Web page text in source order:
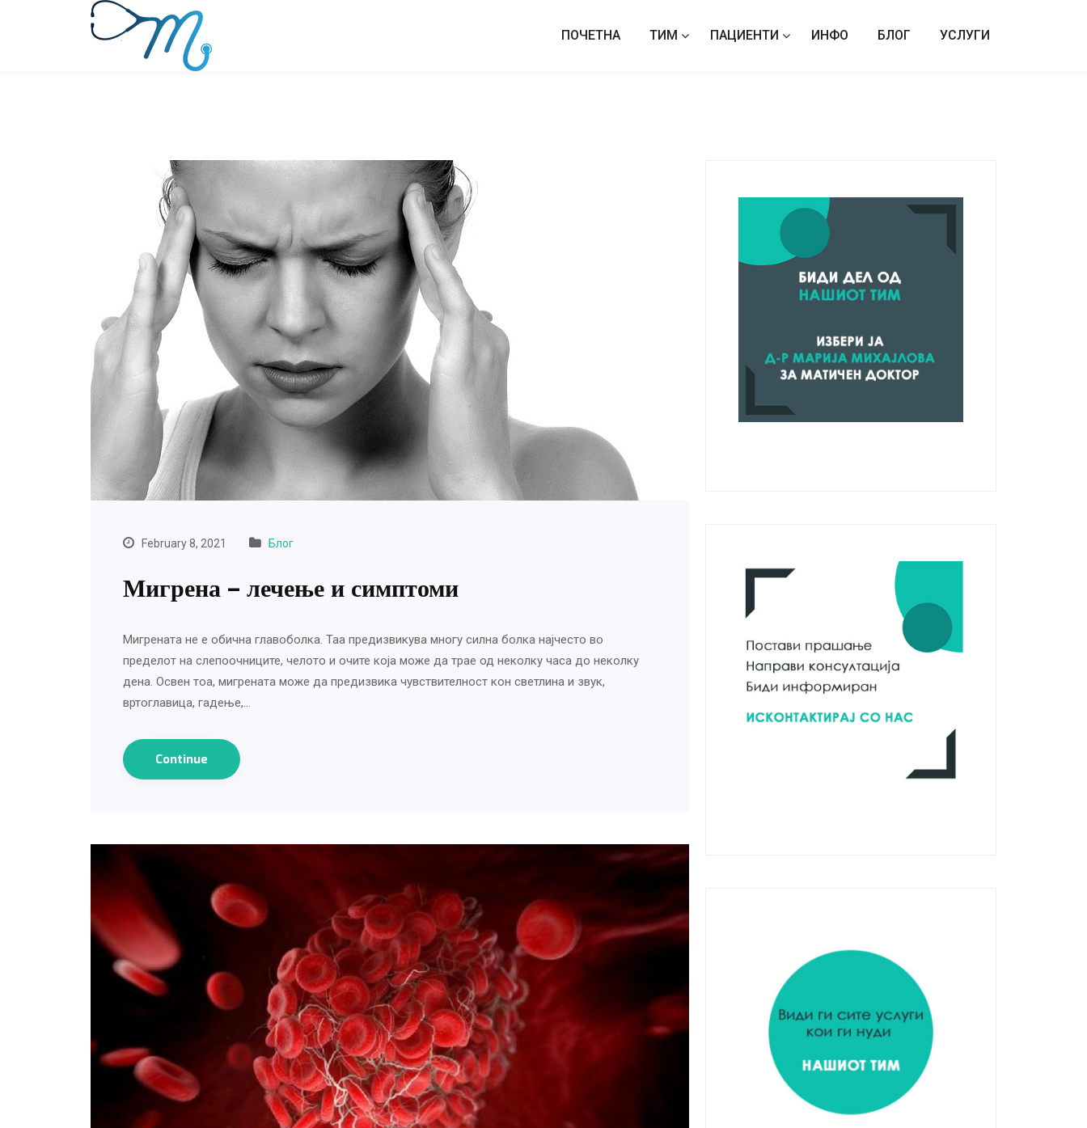
ПОЧЕТНА ТИМ ПАЦИЕНТИ ИНФО БЛОГ УСЛУГИ
February 8, 2021 Блог
Мигрена – лечење и симптоми
Мигрената не е обична главоболка. Таа предизвикува многу силна болка најчесто во
пределот на слепоочниците, челото и очите која може да трае од неколку часa до неколку
денa. Освен тоа, мигрената може да предизвика чувствителност кон светлина и звук,
вртоглавица, гадење,…
Continue